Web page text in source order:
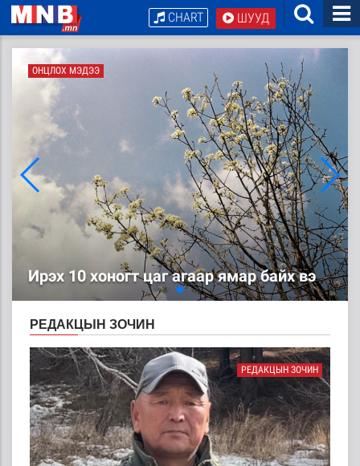
ШУУД
CHART
ОНЦЛОХ МЭДЭЭ
ЦАГ АГААР: Улаанбаатарт шөнөдөө 4
хэм дулаан
ОНЦЛОХ МЭДЭЭ
Ирэх 10 хоногт цаг агаар ямар байх вэ
РЕДАКЦЫН ЗОЧИН
РЕДАКЦЫН ЗОЧИН